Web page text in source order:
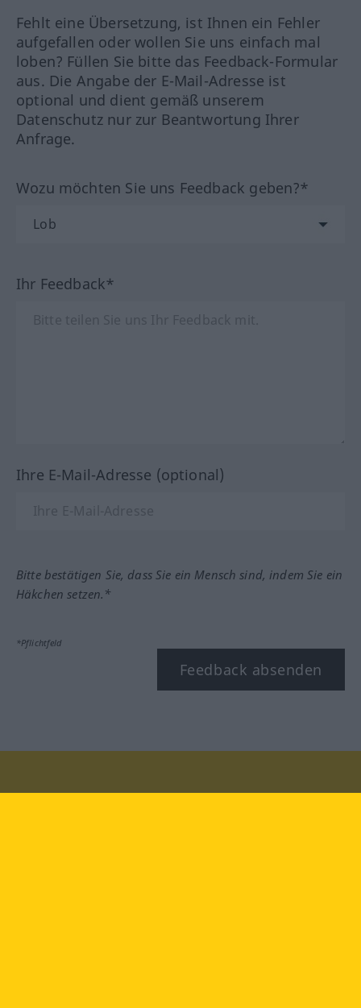
Fehlt eine Übersetzung, ist Ihnen ein Fehler
aufgefallen oder wollen Sie uns einfach mal
loben? Füllen Sie bitte das Feedback-Formular
aus. Die Angabe der E-Mail-Adresse ist
optional und dient gemäß unserem
Datenschutz nur zur Beantwortung Ihrer
Anfrage.
Wozu möchten Sie uns Feedback geben?*
Ihr Feedback*
Ihre E-Mail-Adresse (optional)
Bitte bestätigen Sie, dass Sie ein Mensch sind, indem Sie ein
Häkchen setzen.*
*Pflichtfeld
Feedback absenden